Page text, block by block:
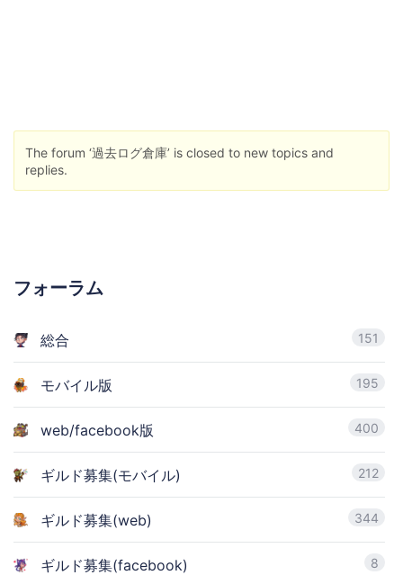
The forum ‘過去ログ倉庫’ is closed to new topics and
replies.
フォーラム
総合 151
モバイル版 195
web/facebook版 400
ギルド募集(モバイル) 212
ギルド募集(web) 344
ギルド募集(facebook) 8